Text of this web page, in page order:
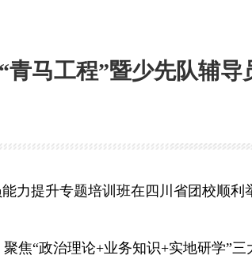
青马工程”暨少先队辅
力提升专题培训班在四川省团校顺
聚焦“政治理论+业务知识+实地研学”